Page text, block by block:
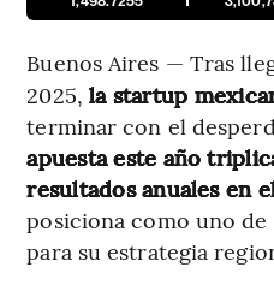
Buenos Aires — Tras
2025, la startup
terminar con el
apuesta este año
resultados anuales en
posiciona como uno de
para su estrategia